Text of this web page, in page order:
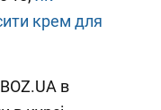
крем для
в